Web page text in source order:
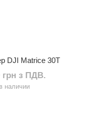
DJI Matrice 30T
грн з ПДВ.
наличии